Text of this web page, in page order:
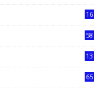
16
58
13
65